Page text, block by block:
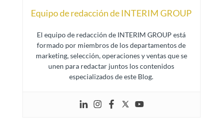
Equipo de redacción de INTERIM GROUP
El equipo de redacción de INTERIM GROUP está
formado por miembros de los departamentos de
marketing, selección, operaciones y ventas que se
unen para redactar juntos los contenidos
especializados de este Blog.